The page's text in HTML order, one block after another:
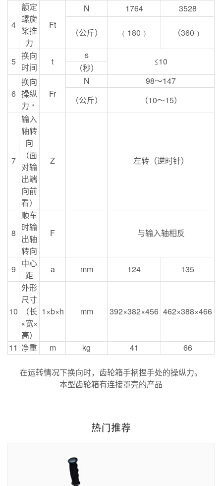
4
额定
螺旋
桨推
力
Ft
N 1764 3528
（公斤） ﹙ 180 ﹚ （360 ﹚
5
换向
时间
t
s
≤10
（秒）
6
换向
操纵
力﹡
Fr
N 98～147
（公斤）
（10～15）
7
输入
轴转
向
Z
左转（逆时针）
（面
对输
出端
向前
看）
8
顺车
时输
出轴
转向
F 与输入轴相反
9
中心
距
a mm 124 135
10
外形
尺寸
（长
×宽×
高）
1 ×b×h mm 392×382×456 462×388×466
11 净重 m kg 41 66
在运转情况下换向时，齿轮箱手柄捏手处的操纵力。
本型齿轮箱有连接罩壳的产品
热门推荐